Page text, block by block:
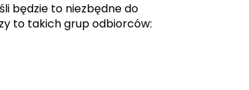
będzie to niezbędne do
to takich grup odbiorców: